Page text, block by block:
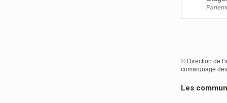
© Direction de
comarquage
Les